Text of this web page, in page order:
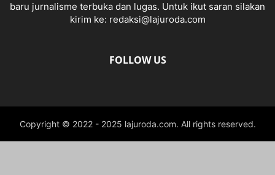
baru jurnalisme terbuka dan lugas. Untuk ikut saran silakan
kirim ke: redaksi@lajuroda.com
FOLLOW US
Copyright © 2022 - 2025 lajuroda.com. All rights reserved.